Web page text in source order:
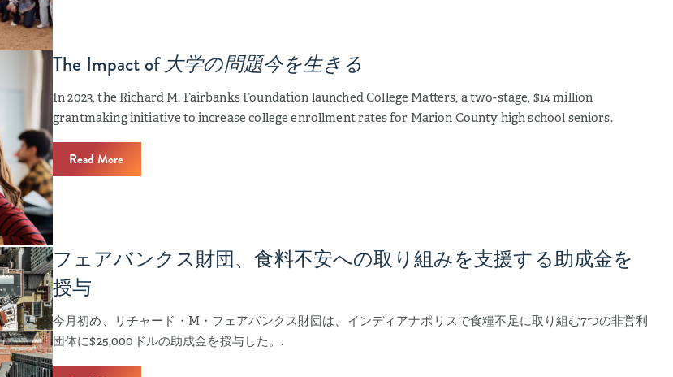
The Impact of大学の問題今を生きる
In 2023, the Richard M. Fairbanks Foundation launched College Matters, a two-stage, $14 million
grantmaking initiative to increase college enrollment rates for Marion County high school seniors.
Read More
フェアバンクス財団、食料不安への取り組みを支援する助成金を
授与
今月初め、リチャード・M・フェアバンクス財団は、インディアナポリスで食糧不足に取り組む7つの非営利
団体に$25,000ドルの助成金を授与した。.